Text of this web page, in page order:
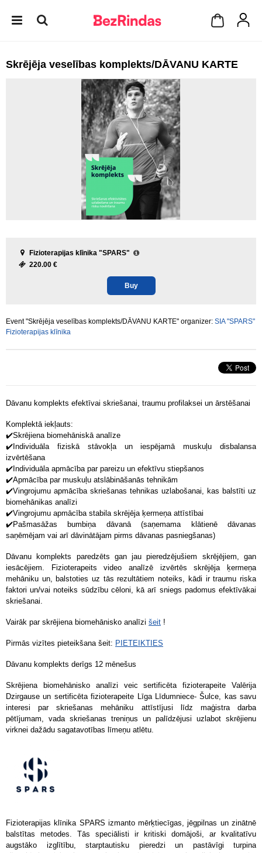
Skrējēja veselības komplekts/DĀVANU KARTE
Fizioterapijas klīnika "SPARS"
220.00 €
Buy
Event "Skrējēja veselības komplekts/DĀVANU KARTE" organizer: SIA "SPARS"
Fizioterapijas klīnika
Dāvanu komplekts efektīvai skriešanai, traumu profilaksei un ārstēšanai
Komplektā iekļauts:
✔️Skrējiena biomehāniskā analīze
✔️ Individuāla fiziskā stāvokļa un iespējamā muskuļu disbalansa
izvērtēšana
✔️ Individuāla apmācība par pareizu un efektīvu stiepšanos
✔️Apmācība par muskuļu atslābināšanās tehnikām
✔️Vingrojumu apmācība skriešanas tehnikas uzlabošanai, kas balstīti uz
biomehānikas analīzi
✔️Vingrojumu apmācība stabila skrējēja ķermeņa attīstībai
✔️Pašmasāžas bumbiņa dāvanā (saņemama klātienē dāvanas
saņēmējam vai arī dāvinātājam pirms dāvanas pasniegšanas)
Dāvanu komplekts paredzēts gan jau pieredzējušiem skrējējiem, gan
iesācējiem. Fizioterapeits video analīzē izvērtēs skrējēja ķermeņa
mehāniku un, balstoties uz tās rezultātiem noteiks, kādi ir traumu riska
faktori un/vai noteiks sūdzību cēloni, kā arī sniegs padomus efektīvākai
skriešanai.
Vairāk par skrējiena biomehānisko analīzi šeit !
Pirmās vizītes pieteikšana šeit: PIETEIKTIES
Dāvanu komplekts derīgs 12 mēnešus
Skrējiena biomehānisko analīzi veic sertificēta fizioterapeite Valērija
Dzirgause un sertificēta fizioterapeite Līga Līdumniece- Šulce, kas savu
interesi par skriešanas mehāniku attīstījusi līdz maģistra darba
pētījumam, vada skriešanas treniņus un palīdzējusi uzlabot skrējienu
virknei dažādu sagatavotības līmeņu atlētu.
Fizioterapijas klīnika SPARS izmanto mērķtiecīgas, jēgpilnas un zinātnē
balstītas metodes. Tās speciālisti ir kritiski domājoši, ar kvalitatīvu
augstāko izglītību, starptautisku pieredzi un pastāvīgi turpina